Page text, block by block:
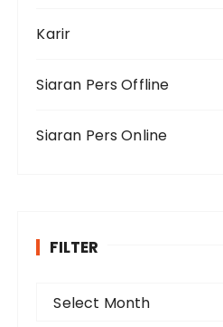
Karir
Siaran Pers Offline
Siaran Pers Online
FILTER
Select Month